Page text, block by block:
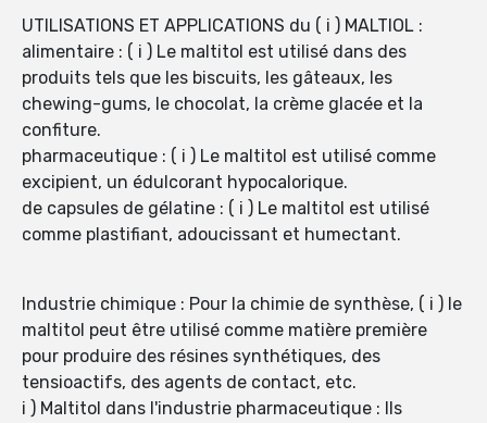
UTILISATIONS ET APPLICATIONS du ( i ) MALTIOL :
alimentaire : ( i ) Le maltitol est utilisé dans des
produits tels que les biscuits, les gâteaux, les
chewing-gums, le chocolat, la crème glacée et la
confiture.
pharmaceutique : ( i ) Le maltitol est utilisé comme
excipient, un édulcorant hypocalorique.
de capsules de gélatine : ( i ) Le maltitol est utilisé
comme plastifiant, adoucissant et humectant.
Industrie chimique : Pour la chimie de synthèse, ( i ) le
maltitol peut être utilisé comme matière première
pour produire des résines synthétiques, des
tensioactifs, des agents de contact, etc.
i ) Maltitol dans l'industrie pharmaceutique : Ils